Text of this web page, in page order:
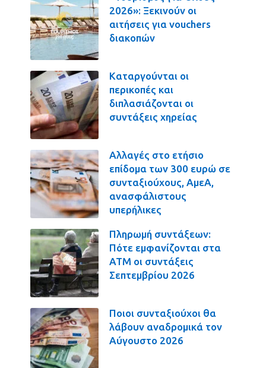
2026»: Ξεκινούν οι
αιτήσεις για vouchers
διακοπών
Καταργούνται οι
περικοπές και
διπλασιάζονται οι
συντάξεις χηρείας
Αλλαγές στο ετήσιο
επίδομα των 300 ευρώ σε
συνταξιούχους, ΑμεΑ,
ανασφάλιστους
υπερήλικες
Πληρωμή συντάξεων:
Πότε εμφανίζονται στα
ΑΤΜ οι συντάξεις
Σεπτεμβρίου 2026
Ποιοι συνταξιούχοι θα
λάβουν αναδρομικά τον
Αύγουστο 2026